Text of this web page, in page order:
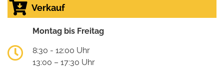
Verkauf
Montag bis Freitag
8:30 - 12:00 Uhr
13:00 – 17:30 Uhr